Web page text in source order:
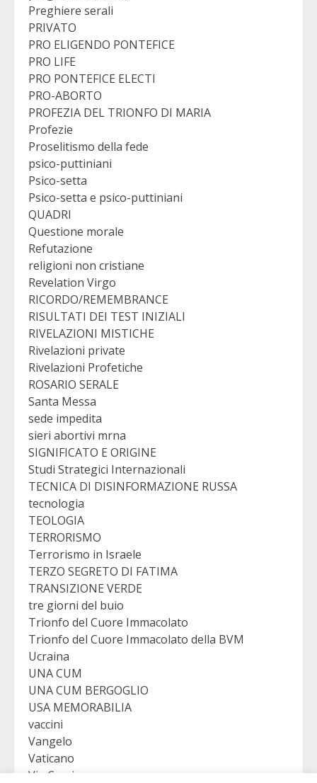
Preghiere serali
PRIVATO
PRO ELIGENDO PONTEFICE
PRO LIFE
PRO PONTEFICE ELECTI
PRO-ABORTO
PROFEZIA DEL TRIONFO DI MARIA
Profezie
Proselitismo della fede
psico-puttiniani
Psico-setta
Psico-setta e psico-puttiniani
QUADRI
Questione morale
Refutazione
religioni non cristiane
Revelation Virgo
RICORDO/REMEMBRANCE
RISULTATI DEI TEST INIZIALI
RIVELAZIONI MISTICHE
Rivelazioni private
Rivelazioni Profetiche
ROSARIO SERALE
Santa Messa
sede impedita
sieri abortivi mrna
SIGNIFICATO E ORIGINE
Studi Strategici Internazionali
TECNICA DI DISINFORMAZIONE RUSSA
tecnologia
TEOLOGIA
TERRORISMO
Terrorismo in Israele
TERZO SEGRETO DI FATIMA
TRANSIZIONE VERDE
tre giorni del buio
Trionfo del Cuore Immacolato
Trionfo del Cuore Immacolato della BVM
Ucraina
UNA CUM
UNA CUM BERGOGLIO
USA MEMORABILIA
vaccini
Vangelo
Vaticano
Via Crucis